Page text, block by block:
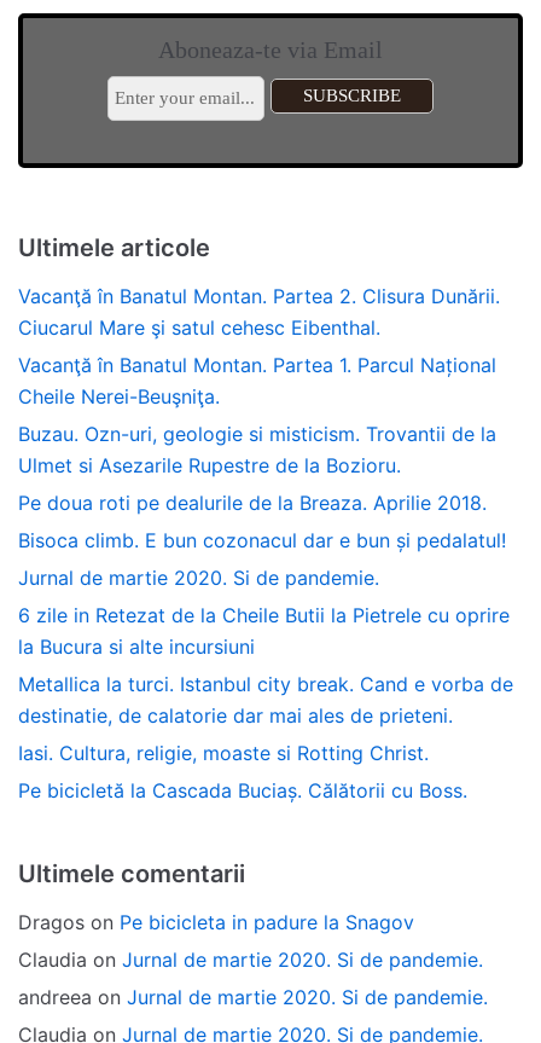
Aboneaza-te via Email
Ultimele articole
Vacanţă în Banatul Montan. Partea 2. Clisura Dunării.
Ciucarul Mare şi satul cehesc Eibenthal.
Vacanţă în Banatul Montan. Partea 1. Parcul Național
Cheile Nerei-Beuşniţa.
Buzau. Ozn-uri, geologie si misticism. Trovantii de la
Ulmet si Asezarile Rupestre de la Bozioru.
Pe doua roti pe dealurile de la Breaza. Aprilie 2018.
Bisoca climb. E bun cozonacul dar e bun și pedalatul!
Jurnal de martie 2020. Si de pandemie.
6 zile in Retezat de la Cheile Butii la Pietrele cu oprire
la Bucura si alte incursiuni
Metallica la turci. Istanbul city break. Cand e vorba de
destinatie, de calatorie dar mai ales de prieteni.
Iasi. Cultura, religie, moaste si Rotting Christ.
Pe bicicletă la Cascada Buciaș. Călătorii cu Boss.
Ultimele comentarii
Dragos on Pe bicicleta in padure la Snagov
Claudia on Jurnal de martie 2020. Si de pandemie.
andreea on Jurnal de martie 2020. Si de pandemie.
Claudia on Jurnal de martie 2020. Si de pandemie.